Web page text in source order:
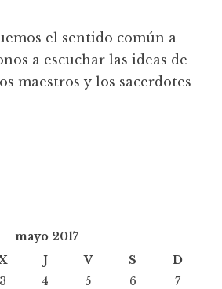
el sentido común a
a escuchar las ideas de
maestros y los sacerdotes
mayo 2017
J V S
D
3 4 5 6
7